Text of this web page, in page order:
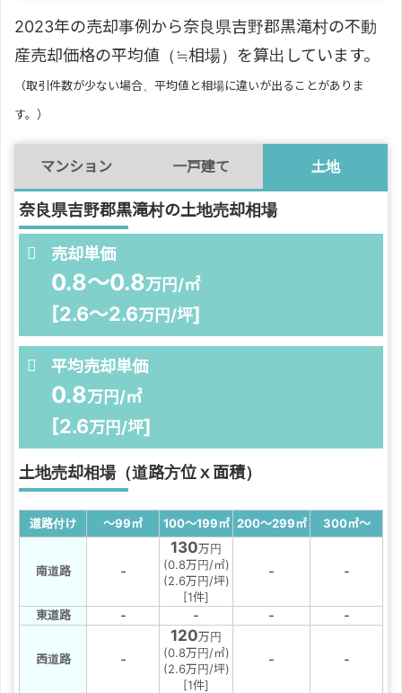
2023年の売却事例から奈良県吉野郡黒滝村の不動
産売却価格の平均値（≒相場）を算出しています。
（取引件数が少ない場合、平均値と相場に違いが出ることがありま
す。）
マンション 一戸建て 土地
奈良県吉野郡黒滝村の土地売却相場
売却単価
0.8～0.8万円/㎡
[2.6～2.6万円/坪]
平均売却単価
0.8万円/㎡
[2.6万円/坪]
土地売却相場（道路方位ｘ面積）
道路付け ～99㎡ 100～199㎡ 200～299㎡ 300㎡～
南道路 -
130万円
(0.8万円/㎡)
(2.6万円/坪)
[1件]
- -
東道路 - - - -
西道路 -
120万円
(0.8万円/㎡)
(2.6万円/坪)
[1件]
- -